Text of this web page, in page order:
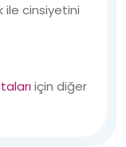
ile cinsiyetini
için diğer